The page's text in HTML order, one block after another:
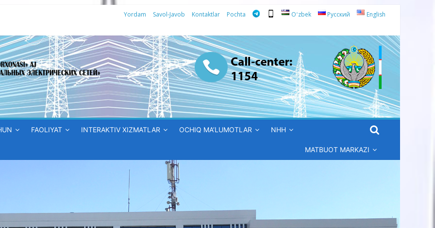
Yordam Savol-Javob Kontaktlar Pochta Oʻzbek Русский English
FAOLIYAT INTERAKTIV XIZMATLAR OCHIQ MA’LUMOTLAR NHH
MATBUOT MARKAZI